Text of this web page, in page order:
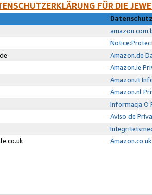
FÜR DIE
Amazon.de
Amazon.ie
Amazon.it
Amazon.nl
Informacja O
Aviso de